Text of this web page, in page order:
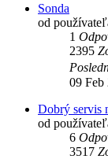
Sonda
od
1
2395
09 Feb
Dobrý servis
od
6
3517